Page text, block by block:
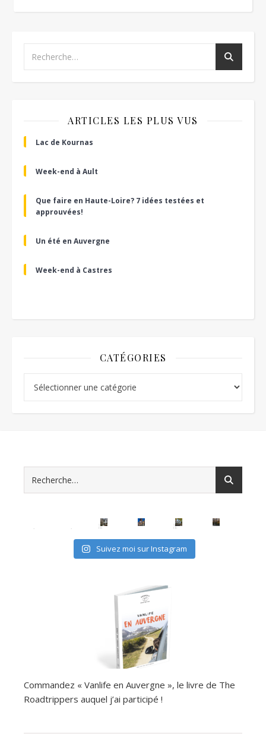
ARTICLES LES PLUS VUS
Lac de Kournas
Week-end à Ault
Que faire en Haute-Loire? 7 idées testées et
approuvées!
Un été en Auvergne
Week-end à Castres
CATÉGORIES
avec les (mini) kids, c'est possible
Suivez moi sur Instagram
Commandez « Vanlife en Auvergne », le livre de The
Roadtrippers auquel j’ai participé !